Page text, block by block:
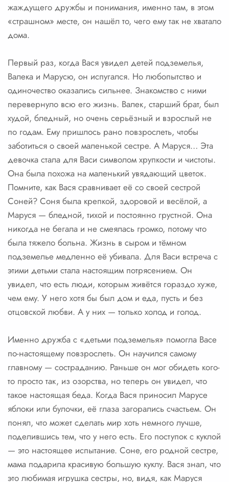
жаждущего дружбы и понимания, именно там, в этом
«страшном» месте, он нашёл то, чего ему так не хватало
дома.
Первый раз, когда Вася увидел детей подземелья,
Валека и Марусю, он испугался. Но любопытство и
одиночество оказались сильнее. Знакомство с ними
перевернуло всю его жизнь. Валек, старший брат, был
худой, бледный, но очень серьёзный и взрослый не
по годам. Ему пришлось рано повзрослеть, чтобы
заботиться о своей маленькой сестре. А Маруся… Эта
девочка стала для Васи символом хрупкости и чистоты.
Она была похожа на маленький увядающий цветок.
Помните, как Вася сравнивает её со своей сестрой
Соней? Соня была крепкой, здоровой и весёлой, а
Маруся — бледной, тихой и постоянно грустной. Она
никогда не бегала и не смеялась громко, потому что
была тяжело больна. Жизнь в сыром и тёмном
подземелье медленно её убивала. Для Васи встреча с
этими детьми стала настоящим потрясением. Он
увидел, что есть люди, которым живётся гораздо хуже,
чем ему. У него хотя бы был дом и еда, пусть и без
отцовской любви. А у них — только холод и голод.
Именно дружба с «детьми подземелья» помогла Васе
по-настоящему повзрослеть. Он научился самому
главному — состраданию. Раньше он мог обидеть кого-
то просто так, из озорства, но теперь он увидел, что
такое настоящая беда. Когда Вася приносил Марусе
яблоки или булочки, её глаза загорались счастьем. Он
понял, что может сделать мир хоть немного лучше,
поделившись тем, что у него есть. Его поступок с куклой
— это настоящее испытание. Соне, его родной сестре,
мама подарила красивую большую куклу. Вася знал, что
это любимая игрушка сестры, но, видя, как Маруся